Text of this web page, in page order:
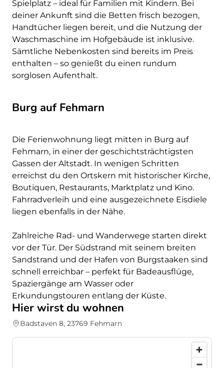
Spielplatz – ideal für Familien mit Kindern. Bei
deiner Ankunft sind die Betten frisch bezogen,
Handtücher liegen bereit, und die Nutzung der
Waschmaschine im Hofgebäude ist inklusive.
Sämtliche Nebenkosten sind bereits im Preis
enthalten – so genießt du einen rundum
sorglosen Aufenthalt.
Burg auf Fehmarn
Die Ferienwohnung liegt mitten in Burg auf
Fehmarn, in einer der geschichtsträchtigsten
Gassen der Altstadt. In wenigen Schritten
erreichst du den Ortskern mit historischer Kirche,
Boutiquen, Restaurants, Marktplatz und Kino.
Fahrradverleih und eine ausgezeichnete Eisdiele
liegen ebenfalls in der Nähe.
Zahlreiche Rad- und Wanderwege starten direkt
vor der Tür. Der Südstrand mit seinem breiten
Sandstrand und der Hafen von Burgstaaken sind
schnell erreichbar – perfekt für Badeausflüge,
Spaziergänge am Wasser oder
Erkundungstouren entlang der Küste.
Hier wirst du wohnen
Badstaven 8, 23769 Fehmarn